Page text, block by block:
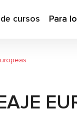
cursos Para